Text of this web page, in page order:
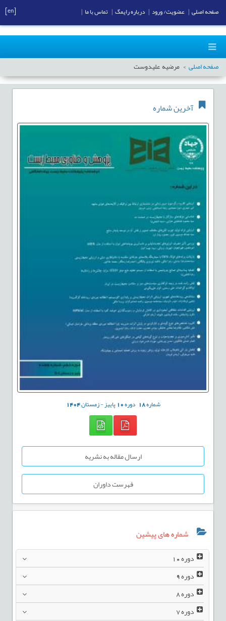
صفحه اصلی مرضیه علیدوست
آخرین شماره
شماره18 دوره10پاییز - زمستان1404
ارسال مقاله به نشریه
فهرست داوران
شماره های پیشین
دوره10
دوره9
دوره8
دوره7
صفحه اصلی عضویت/ ورود درباره رایمگ تماس با ما